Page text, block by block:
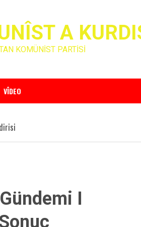
A
KOMÜNİST PARTİSİ
VÎDEO
I